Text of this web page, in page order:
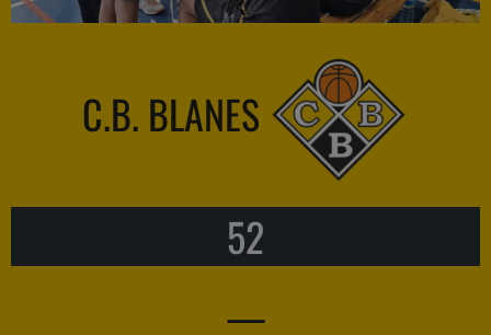
C.B. BLANES
52
—